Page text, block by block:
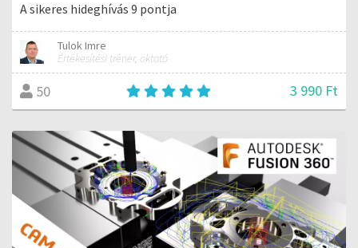
A sikeres hideghívás 9 pontja
Tulok Imre
Értékesítési tréner, oktató
50 3 990 Ft